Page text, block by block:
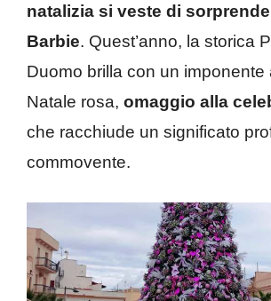
natalizia si veste di
Barbie. Quest’anno, la storica
Duomo brilla con un imponente
Natale rosa, omaggio alla
che racchiude un significato
commovente.